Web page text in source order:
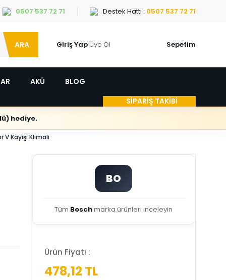
0507 537 72 71 Destek Hattı : 0507 537 72 71
ARA Giriş YapÜye Ol Sepetim
AKÜ
BLOG
SİPARİŞ TAKİBİ
hediye.
Kayışı Klimalı
BO
Tüm Boschmarka ürünleri inceleyin
Ürün Fiyatı :
478,12 TL